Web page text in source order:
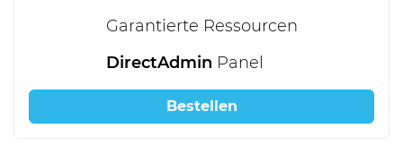
Garantierte Ressourcen
DirectAdmin Panel
Bestellen